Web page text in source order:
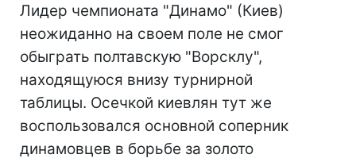
Лидер чемпионата "Динамо" (Киев)
неожиданно на своем поле не смог
обыграть полтавскую "Ворсклу",
находящуюся внизу турнирной
таблицы. Осечкой киевлян тут же
воспользовался основной соперник
динамовцев в борьбе за золото